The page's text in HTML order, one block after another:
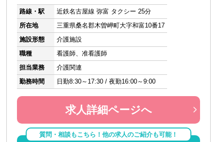
路線・駅
近鉄名古屋線 弥富 タクシー 25分
所在地
三重県桑名郡木曽岬町大字和富10番17
施設形態
介護施設
職種
看護師、准看護師
担当業務
介護関連
勤務時間
日勤8:30～17:30 / 夜勤16:00～9:00
求人詳細ページへ
質問・相談もこちら！他の求人のご紹介も可能！